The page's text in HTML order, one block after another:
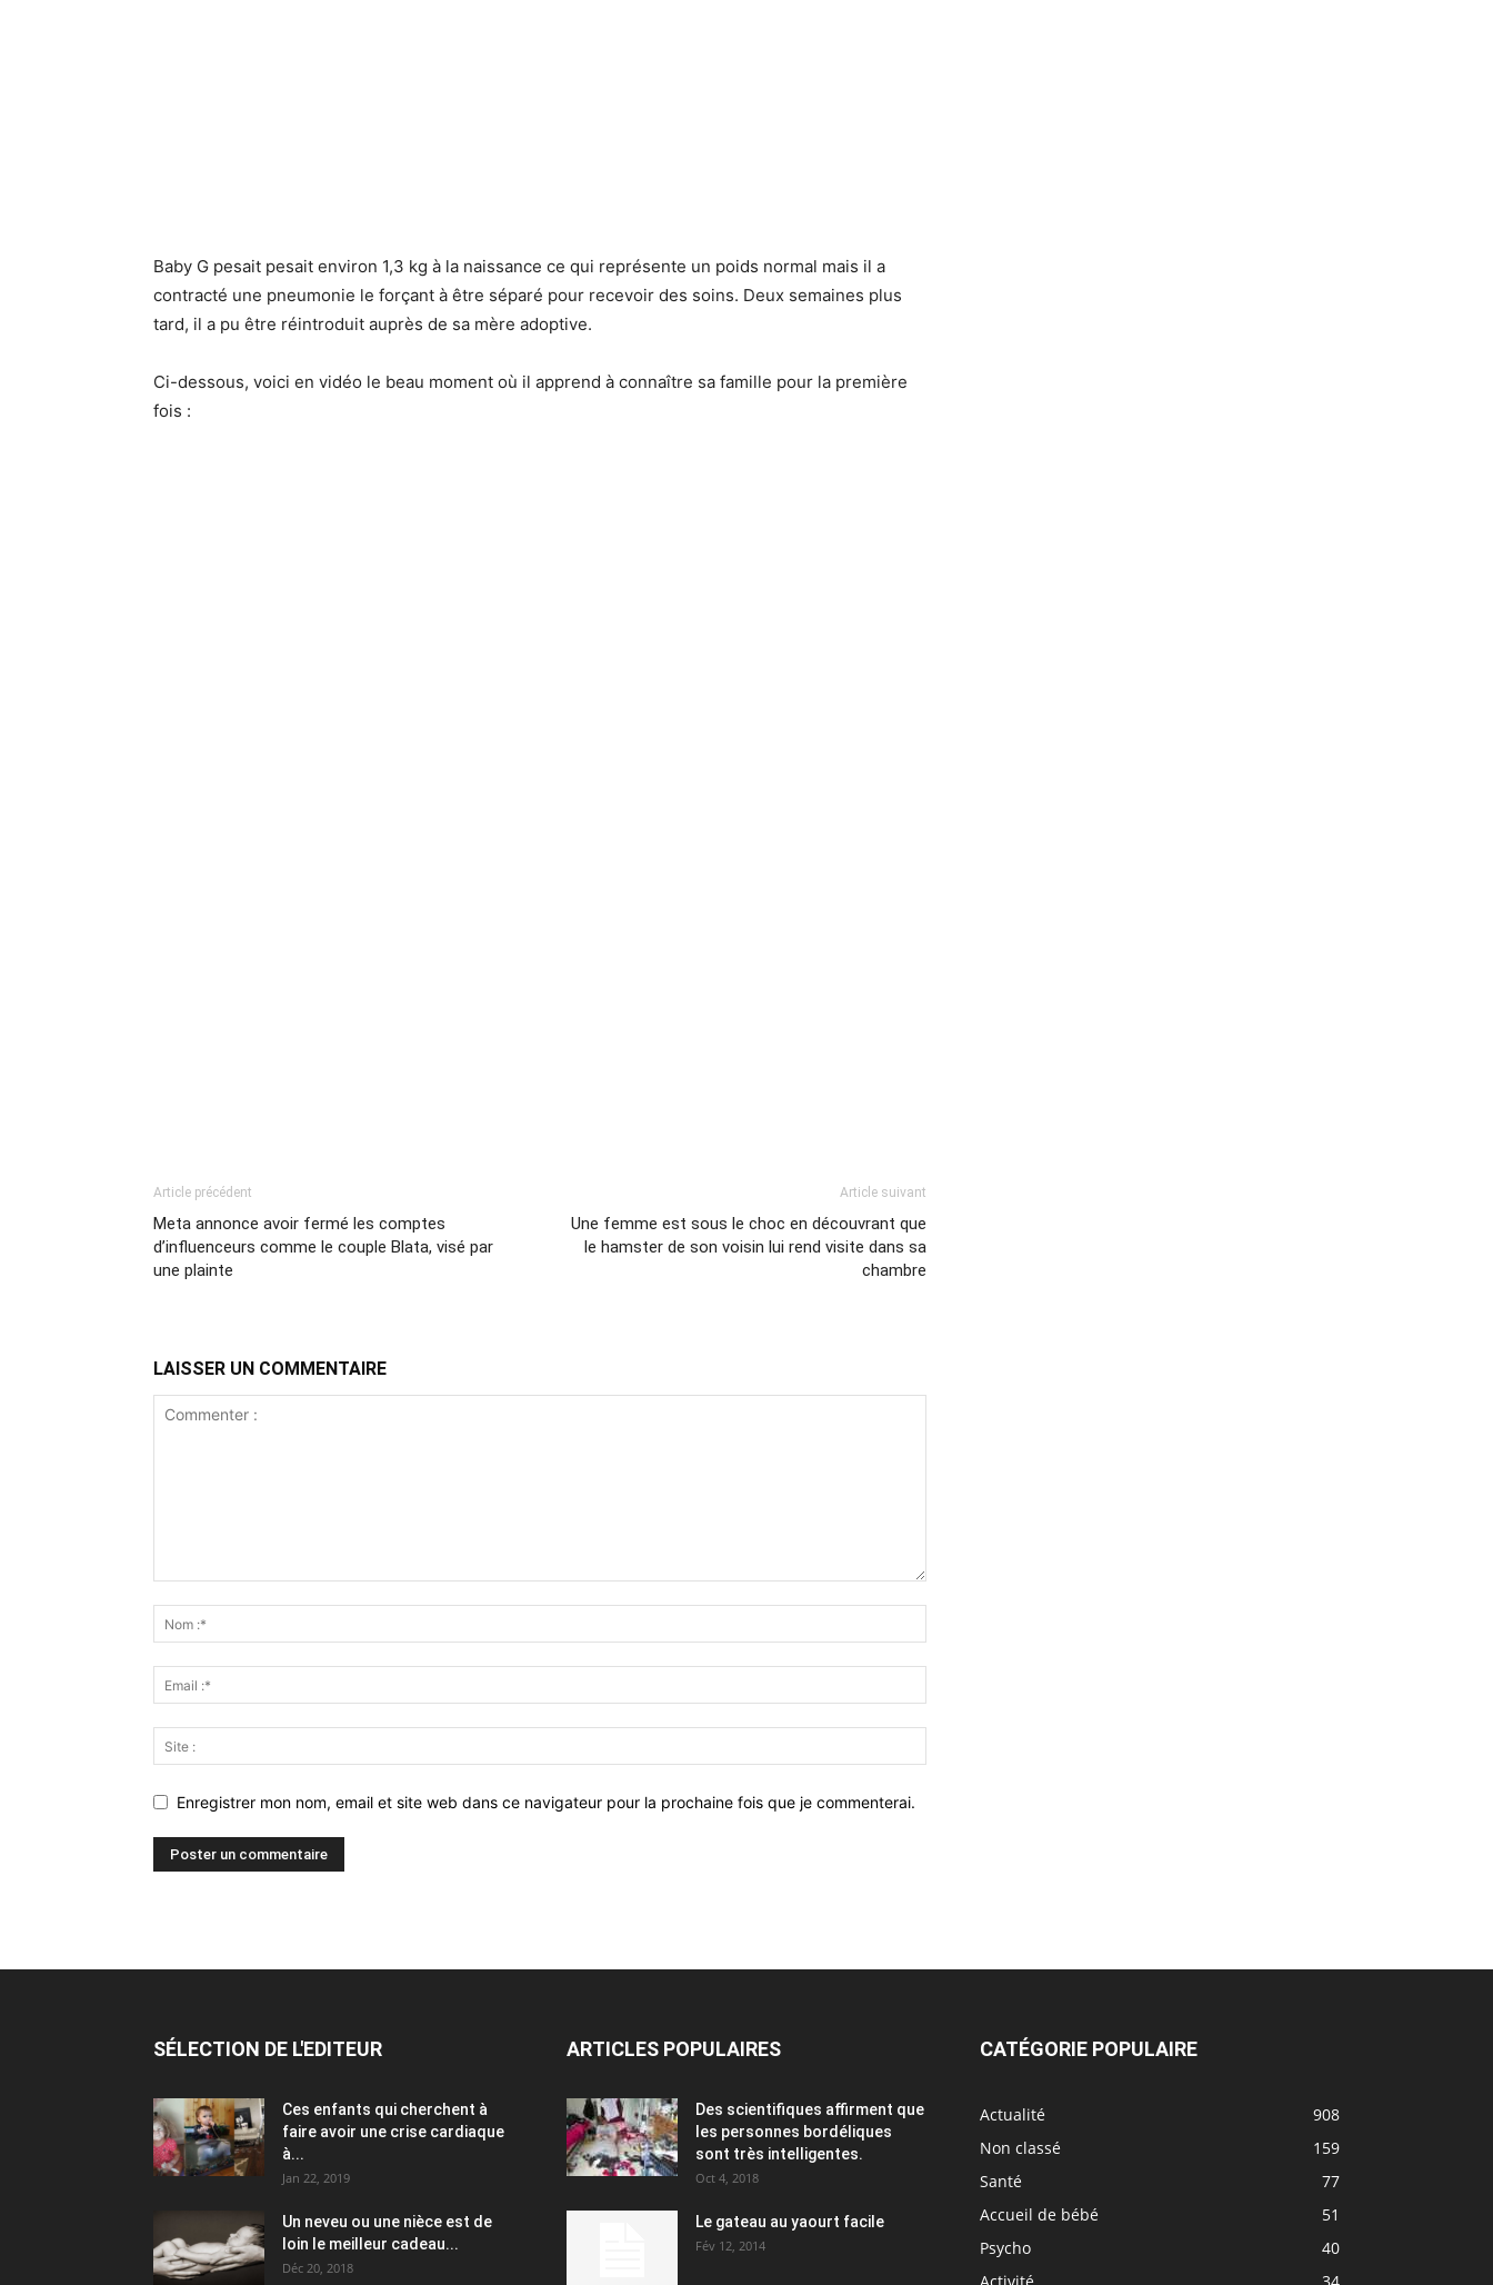
Baby G pesait pesait environ 1,3 kg à la naissance ce qui représente un poids normal mais il a
contracté une pneumonie le forçant à être séparé pour recevoir des soins. Deux semaines plus
tard, il a pu être réintroduit auprès de sa mère adoptive.
Ci-dessous, voici en vidéo le beau moment où il apprend à connaître sa famille pour la première
fois :
Article précédent
Meta annonce avoir fermé les comptes
d’influenceurs comme le couple Blata, visé par
une plainte
Article suivant
Une femme est sous le choc en découvrant que
le hamster de son voisin lui rend visite dans sa
chambre
LAISSER UN COMMENTAIRE
Enregistrer mon nom, email et site web dans ce navigateur pour la prochaine fois que je commenterai.
SÉLECTION DE L'EDITEUR
Ces enfants qui cherchent à
faire avoir une crise cardiaque
à...
Jan 22, 2019
Un neveu ou une nièce est de
loin le meilleur cadeau...
Déc 20, 2018
ARTICLES POPULAIRES
Des scientifiques affirment que
les personnes bordéliques
sont très intelligentes.
Oct 4, 2018
Le gateau au yaourt facile
Fév 12, 2014
CATÉGORIE POPULAIRE
Actualité
908
Non classé
159
Santé
77
Accueil de bébé
51
Psycho
40
Activité
34